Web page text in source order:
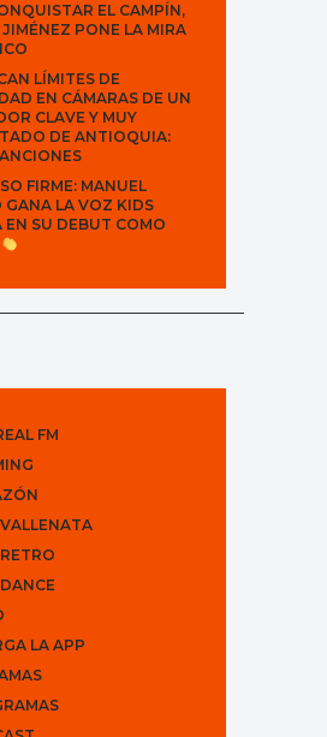
EL CAMPÍN,
PONE LA MIRA
LÍMITES DE
EN CÁMARAS DE UN
CLAVE Y MUY
DE ANTIOQUIA:
FIRME: MANUEL
GANA LA VOZ KIDS
EN SU DEBUT COMO
FM
LA APP